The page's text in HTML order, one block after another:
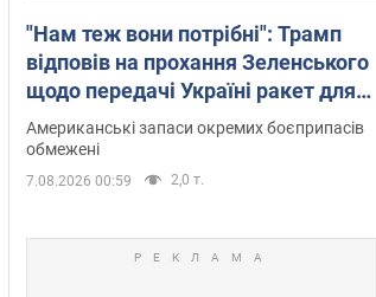
"Нам теж вони потрібні": Трамп
відповів на прохання Зеленського
щодо передачі Україні ракет для
Patriot
Американські запаси окремих боєприпасів
обмежені
7.08.2026 00:59 2,0 т.